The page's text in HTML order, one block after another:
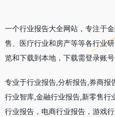
一个行业报告大全网站，专注于
售、医疗行业和房产等等各行业
览和下载到本地，下载需登录账号
专业于行业报告,分析报告,券商报
行业智库,金融行业报告,新零售行
行业报告，电商行业报告，游戏